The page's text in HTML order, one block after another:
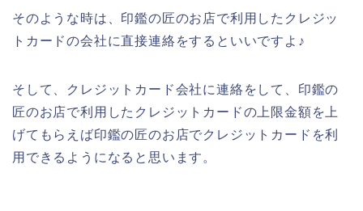
そのような時は、印鑑の匠のお店で利用したクレジッ
トカードの会社に直接連絡をするといいですよ♪
そして、クレジットカード会社に連絡をして、印鑑の
匠のお店で利用したクレジットカードの上限金額を上
げてもらえば印鑑の匠のお店でクレジットカードを利
用できるようになると思います。